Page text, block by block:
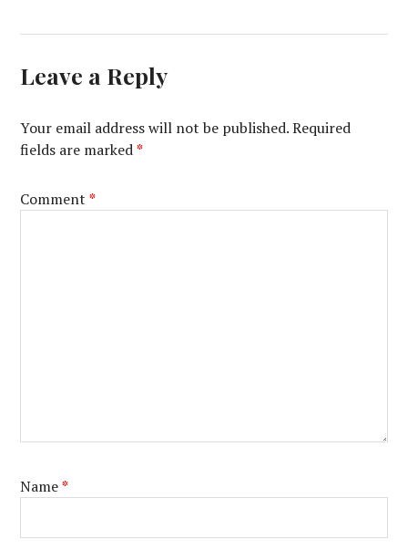
Leave a Reply
Your email address will not be published. Required
fields are marked*
Comment*
Name*